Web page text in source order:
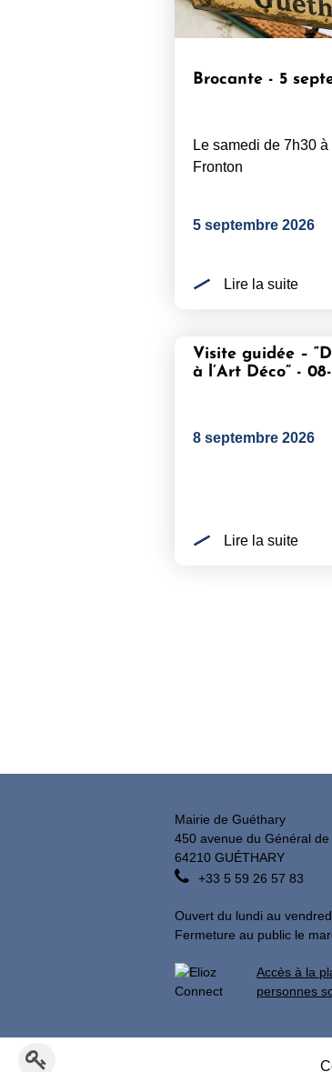
Brocante - 5
Le samedi de 7h30
Fronton
5 septembre 2026
Lire la suite
Visite guidée –
à l’Art Déco” -
8 septembre 2026
Lire la suite
Mairie de Guéthary
450 avenue du Général de
64210 GUÉTHARY
 +33 5 59 26 57 83
Ouvert du lundi au
Fermeture au public le
Accès à la
personnes